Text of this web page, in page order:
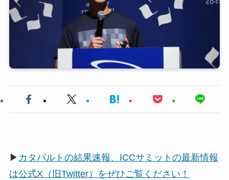
▶ カタパルトの結果速報、ICCサミットの最新情報
は公式X（旧Twitter）をぜひご覧ください！